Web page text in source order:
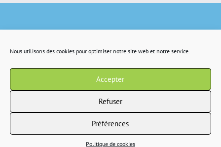
Nous utilisons des cookies pour optimiser notre site web et notre service.
Accepter
Refuser
Préférences
Politique de cookies
Copyright 2022 IR2S tous droits résservés |CGV|